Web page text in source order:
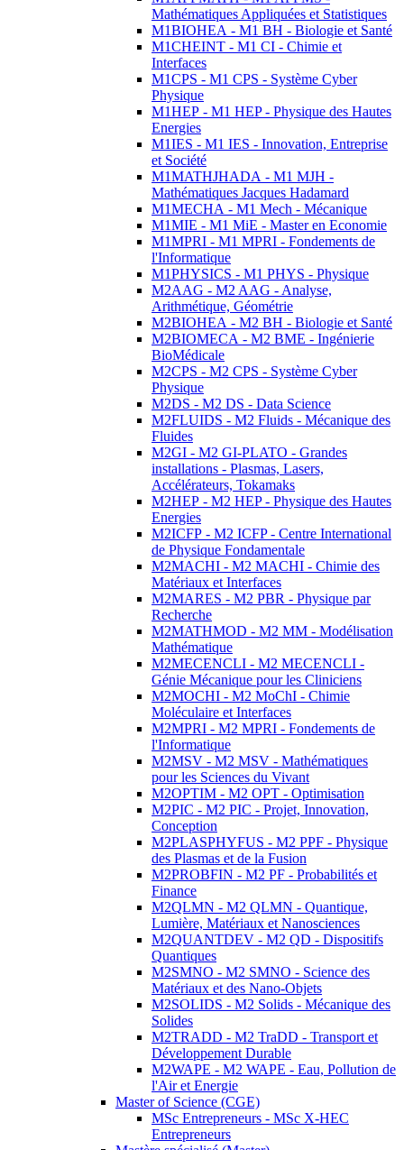
Mathématiques Appliquées et Statistiques
M1BIOHEA - M1 BH - Biologie et Santé
M1CHEINT - M1 CI - Chimie et
Interfaces
M1CPS - M1 CPS - Système Cyber
Physique
M1HEP - M1 HEP - Physique des Hautes
Energies
M1IES - M1 IES - Innovation, Entreprise
et Société
M1MATHJHADA - M1 MJH -
Mathématiques Jacques Hadamard
M1MECHA - M1 Mech - Mécanique
M1MIE - M1 MiE - Master en Economie
M1MPRI - M1 MPRI - Fondements de
l'Informatique
M1PHYSICS - M1 PHYS - Physique
M2AAG - M2 AAG - Analyse,
Arithmétique, Géométrie
M2BIOHEA - M2 BH - Biologie et Santé
M2BIOMECA - M2 BME - Ingénierie
BioMédicale
M2CPS - M2 CPS - Système Cyber
Physique
M2DS - M2 DS - Data Science
M2FLUIDS - M2 Fluids - Mécanique des
Fluides
M2GI - M2 GI-PLATO - Grandes
installations - Plasmas, Lasers,
Accélérateurs, Tokamaks
M2HEP - M2 HEP - Physique des Hautes
Energies
M2ICFP - M2 ICFP - Centre International
de Physique Fondamentale
M2MACHI - M2 MACHI - Chimie des
Matériaux et Interfaces
M2MARES - M2 PBR - Physique par
Recherche
M2MATHMOD - M2 MM - Modélisation
Mathématique
M2MECENCLI - M2 MECENCLI -
Génie Mécanique pour les Cliniciens
M2MOCHI - M2 MoChI - Chimie
Moléculaire et Interfaces
M2MPRI - M2 MPRI - Fondements de
l'Informatique
M2MSV - M2 MSV - Mathématiques
pour les Sciences du Vivant
M2OPTIM - M2 OPT - Optimisation
M2PIC - M2 PIC - Projet, Innovation,
Conception
M2PLASPHYFUS - M2 PPF - Physique
des Plasmas et de la Fusion
M2PROBFIN - M2 PF - Probabilités et
Finance
M2QLMN - M2 QLMN - Quantique,
Lumière, Matériaux et Nanosciences
M2QUANTDEV - M2 QD - Dispositifs
Quantiques
M2SMNO - M2 SMNO - Science des
Matériaux et des Nano-Objets
M2SOLIDS - M2 Solids - Mécanique des
Solides
M2TRADD - M2 TraDD - Transport et
Développement Durable
M2WAPE - M2 WAPE - Eau, Pollution de
l'Air et Energie
Master of Science (CGE)
MSc Entrepreneurs - MSc X-HEC
Entrepreneurs